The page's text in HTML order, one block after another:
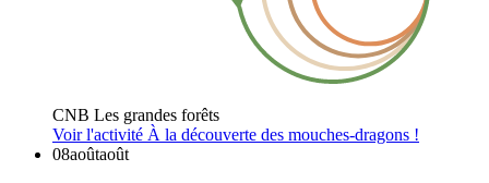
CNB Les grandes forêts
Voir l'activité À la découverte des mouches-dragons !
08aoûtaoût